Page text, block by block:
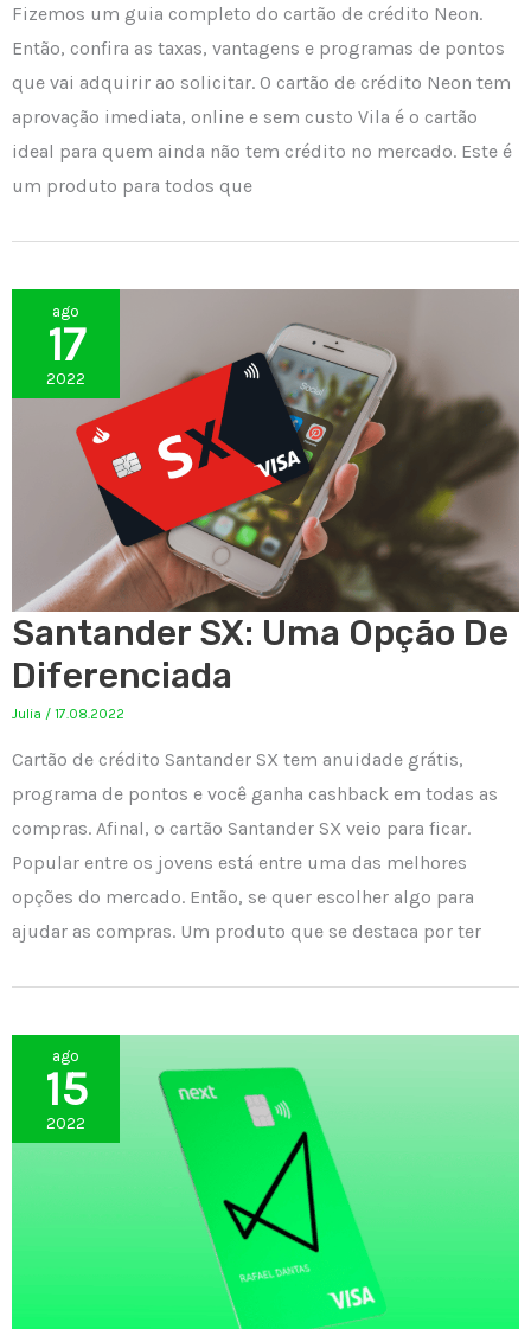
Fizemos um guia completo do cartão de crédito Neon.
Então, confira as taxas, vantagens e programas de pontos
que vai adquirir ao solicitar. O cartão de crédito Neon tem
aprovação imediata, online e sem custo Vila é o cartão
ideal para quem ainda não tem crédito no mercado. Este é
um produto para todos que
ago
17
2022
Santander SX: Uma Opção De
Diferenciada
Julia / 17.08.2022
Cartão de crédito Santander SX tem anuidade grátis,
programa de pontos e você ganha cashback em todas as
compras. Afinal, o cartão Santander SX veio para ficar.
Popular entre os jovens está entre uma das melhores
opções do mercado. Então, se quer escolher algo para
ajudar as compras. Um produto que se destaca por ter
ago
15
2022